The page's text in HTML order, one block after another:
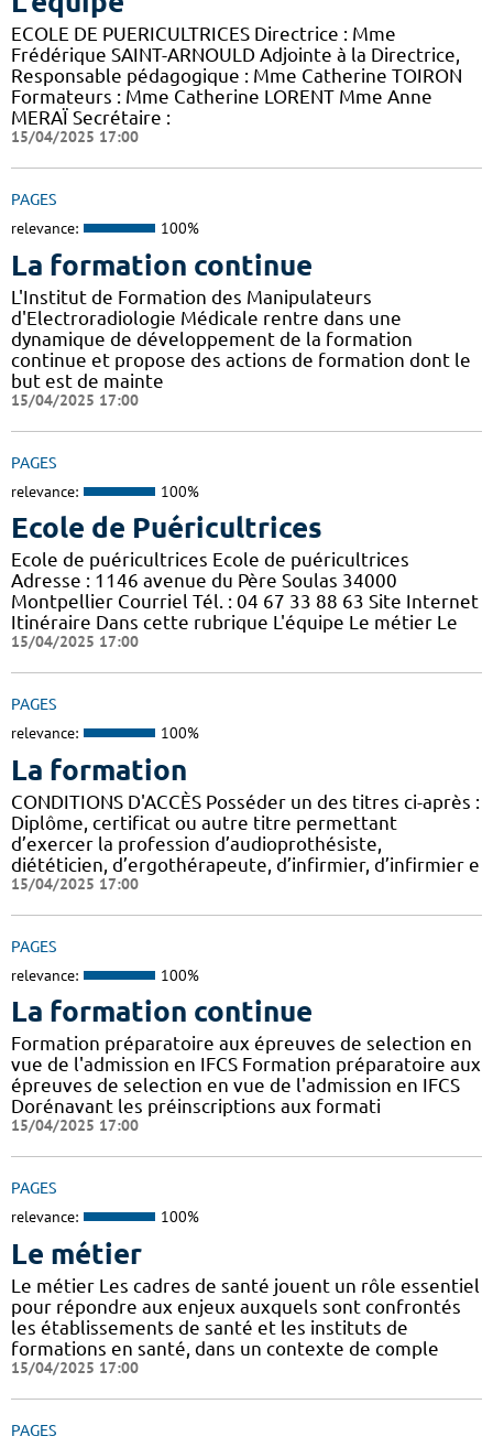
ECOLE DE PUERICULTRICES Directrice : Mme
Frédérique SAINT-ARNOULD Adjointe à la Directrice,
Responsable pédagogique : Mme Catherine TOIRON
Formateurs : Mme Catherine LORENT Mme Anne
MERAÏ Secrétaire :
15/04/2025 17:00
PAGES
relevance: 100%
La formation continue
L'Institut de Formation des Manipulateurs
d'Electroradiologie Médicale rentre dans une
dynamique de développement de la formation
continue et propose des actions de formation dont le
but est de mainte
15/04/2025 17:00
PAGES
relevance: 100%
Ecole de Puéricultrices
Ecole de puéricultrices Ecole de puéricultrices
Adresse : 1146 avenue du Père Soulas 34000
Montpellier Courriel Tél. : 04 67 33 88 63 Site Internet
Itinéraire Dans cette rubrique L'équipe Le métier Le
15/04/2025 17:00
PAGES
relevance: 100%
La formation
CONDITIONS D'ACCÈS Posséder un des titres ci-après :
Diplôme, certificat ou autre titre permettant
d’exercer la profession d’audioprothésiste,
diététicien, d’ergothérapeute, d’infirmier, d’infirmier e
15/04/2025 17:00
PAGES
relevance: 100%
La formation continue
Formation préparatoire aux épreuves de selection en
vue de l'admission en IFCS Formation préparatoire aux
épreuves de selection en vue de l'admission en IFCS
Dorénavant les préinscriptions aux formati
15/04/2025 17:00
PAGES
relevance: 100%
Le métier
Le métier Les cadres de santé jouent un rôle essentiel
pour répondre aux enjeux auxquels sont confrontés
les établissements de santé et les instituts de
formations en santé, dans un contexte de comple
15/04/2025 17:00
PAGES